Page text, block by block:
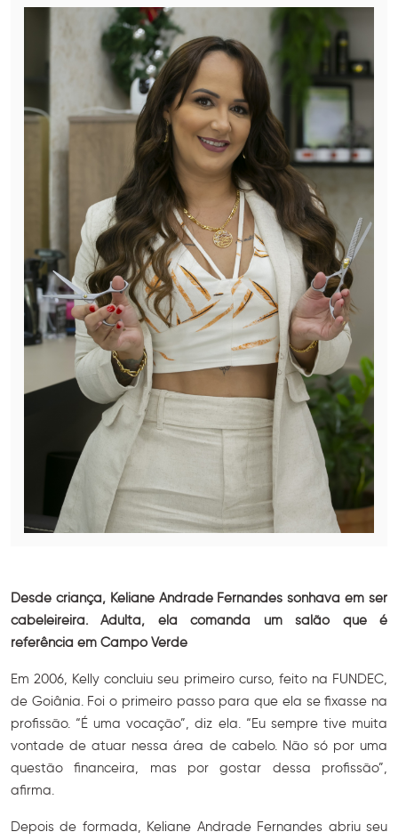
Desde criança, Keliane Andrade Fernandes sonhava em ser
cabeleireira. Adulta, ela comanda um salão que é
referência em Campo Verde
Em 2006, Kelly concluiu seu primeiro curso, feito na FUNDEC,
de Goiânia. Foi o primeiro passo para que ela se fixasse na
profissão. “É uma vocação”, diz ela. “Eu sempre tive muita
vontade de atuar nessa área de cabelo. Não só por uma
questão financeira, mas por gostar dessa profissão”,
afirma.
Depois de formada, Keliane Andrade Fernandes abriu seu